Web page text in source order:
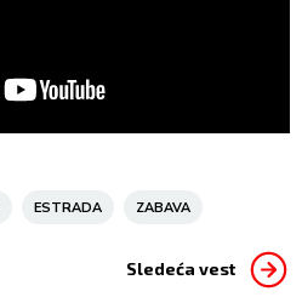
ESTRADA ZABAVA
Sledeća vest